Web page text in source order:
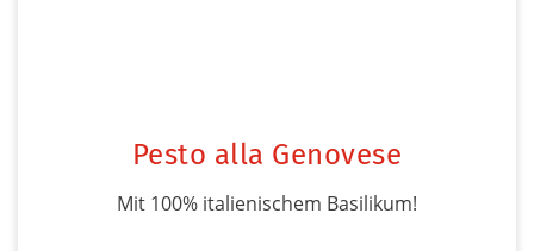
Pesto alla Genovese
Mit 100% italienischem Basilikum!